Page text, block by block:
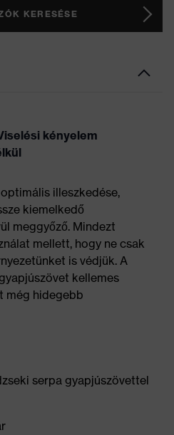
KERESÉSE
kényelem
illeszkedése,
kiemelkedő
meggyőző. Mindezt
mellett, hogy ne csak
is védjük. A
kellemes
még hidegebb
serpa gyapjúszövettel